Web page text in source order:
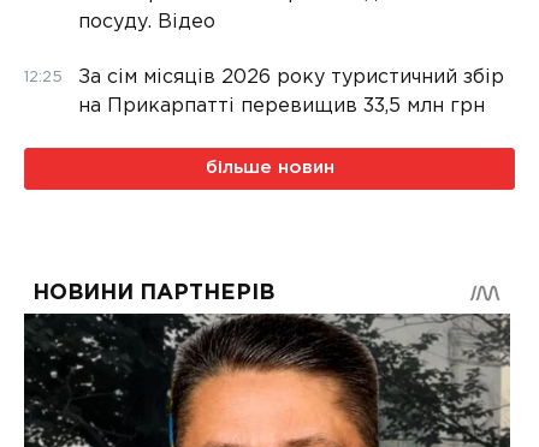
посуду. Відео
12:25
За сім місяців 2026 року туристичний збір
на Прикарпатті перевищив 33,5 млн грн
більше новин